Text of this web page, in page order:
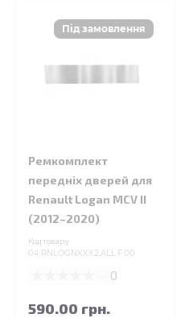
Ремкомплект
передніх дверей для
Renault Logan MCV II
(2012–2020)
Код товару:
04.RNLOGNXXX2.ALL.F.00
0
590.00 грн.